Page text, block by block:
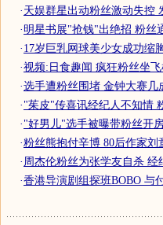
·天娱群星出动粉丝激动失控
·明星书展"抢钱"出绝招 粉丝
·17岁巨乳网球美少女成功缩
·视频:日食趣闻 疯狂粉丝坐
·选手遭粉丝围堵 金钟大赛几
·"茱皮"传喜讯经纪人不知情
·"好男儿"选手被曝带粉丝开
·粉丝熊抱付辛博 80后作家刘
· 周杰伦粉丝为张学友自杀 经
·香港导演剧组探班BOBO 与